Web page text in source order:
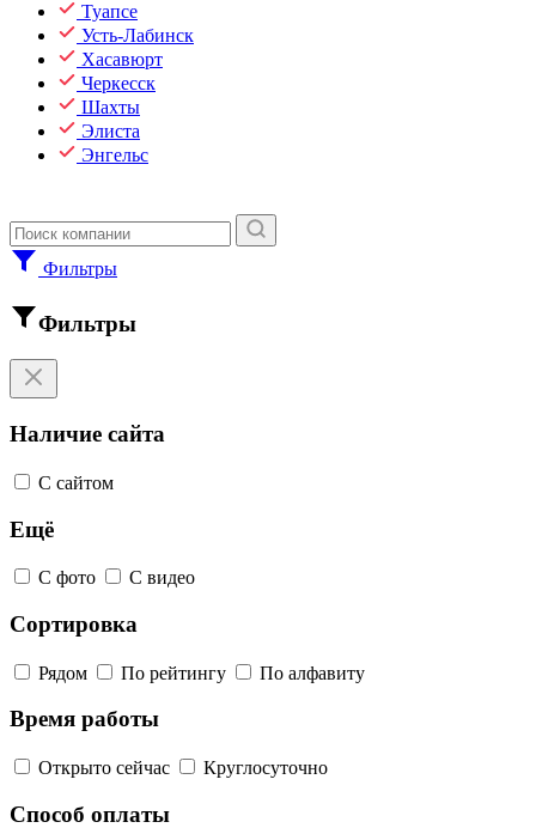
Туапсе
Усть-Лабинск
Хасавюрт
Черкесск
Шахты
Элиста
Энгельс
Фильтры
Фильтры
Наличие сайта
С сайтом
Ещё
С фото С видео
Сортировка
Рядом По рейтингу По алфавиту
Время работы
Открыто сейчас Круглосуточно
Способ оплаты